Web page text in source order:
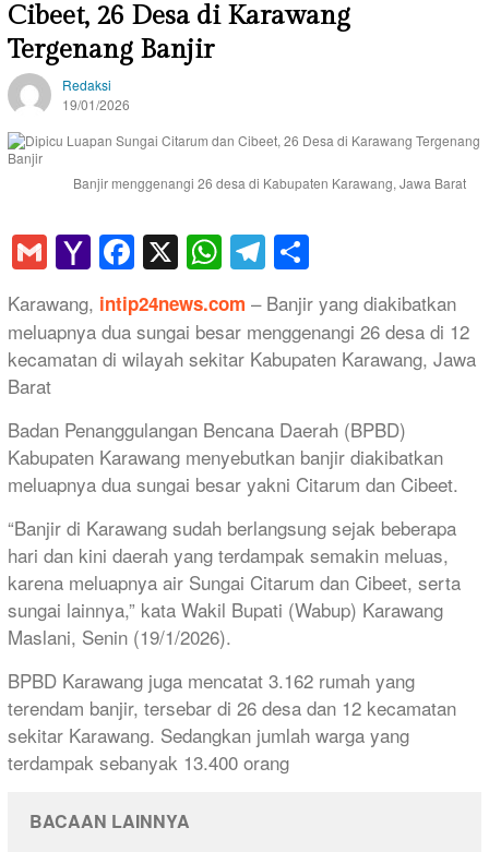
Cibeet, 26 Desa di Karawang
Tergenang Banjir
Redaksi
19/01/2026
Banjir menggenangi 26 desa di Kabupaten Karawang, Jawa Barat
GmailYahoo
Mail
Facebook
X WhatsApp
Telegram
Karawang, intip24news.com – Banjir yang diakibatkan
meluapnya dua sungai besar menggenangi 26 desa di 12
kecamatan di wilayah sekitar Kabupaten Karawang, Jawa
Barat
Badan Penanggulangan Bencana Daerah (BPBD)
Kabupaten Karawang menyebutkan banjir diakibatkan
meluapnya dua sungai besar yakni Citarum dan Cibeet.
“Banjir di Karawang sudah berlangsung sejak beberapa
hari dan kini daerah yang terdampak semakin meluas,
karena meluapnya air Sungai Citarum dan Cibeet, serta
sungai lainnya,” kata Wakil Bupati (Wabup) Karawang
Maslani, Senin (19/1/2026).
BPBD Karawang juga mencatat 3.162 rumah yang
terendam banjir, tersebar di 26 desa dan 12 kecamatan
sekitar Karawang. Sedangkan jumlah warga yang
terdampak sebanyak 13.400 orang
BACAAN LAINNYA